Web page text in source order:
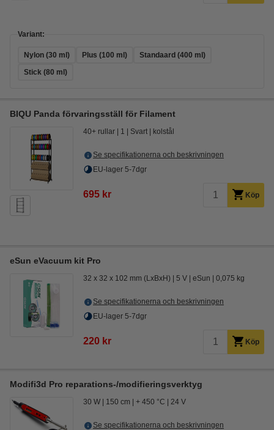
Variant:
Nylon (30 ml) Plus (100 ml)
Standaard (400 ml)
Stick (80 ml)
BIQU Panda förvaringsställ för Filament
40+ rullar 1 Svart kolstål
Se specifikationerna och beskrivningen
EU-lager 5-7dgr
695 kr Köp
eSun eVacuum kit Pro
32 x 32 x 102 mm (LxBxH) 5 V eSun 0,075 kg
Se specifikationerna och beskrivningen
EU-lager 5-7dgr
220 kr Köp
Modifi3d Pro reparations-/modifieringsverktyg
30 W 150 cm + 450 °C 24 V
Se specifikationerna och beskrivningen